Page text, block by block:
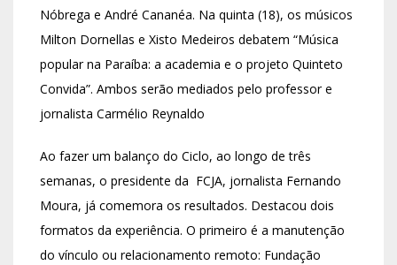
Nóbrega e André Cananéa. Na quinta (18), os músicos
Milton Dornellas e Xisto Medeiros debatem “Música
popular na Paraíba: a academia e o projeto Quinteto
Convida”. Ambos serão mediados pelo professor e
jornalista Carmélio Reynaldo
Ao fazer um balanço do Ciclo, ao longo de três
semanas, o presidente da FCJA, jornalista Fernando
Moura, já comemora os resultados. Destacou dois
formatos da experiência. O primeiro é a manutenção
do vínculo ou relacionamento remoto: Fundação